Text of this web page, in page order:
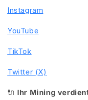
Instagram
YouTube
TikTok
Twitter (X)
🔌 Ihr Mining